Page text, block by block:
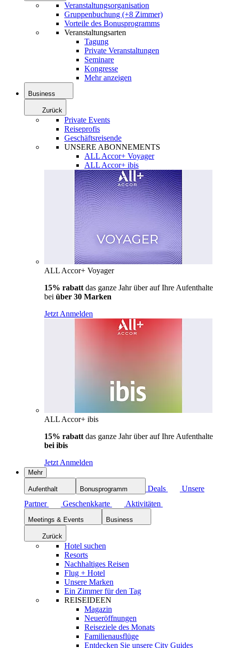
Veranstaltungsorganisation
Gruppenbuchung (+8 Zimmer)
Vorteile des Bonusprogramms
Veranstaltungsarten
Tagung
Private Veranstaltungen
Seminare
Kongresse
Mehr anzeigen
Business
Zurück
Private Events
Reiseprofis
Geschäftsreisende
UNSERE ABONNEMENTS
ALL Accor+ Voyager
ALL Accor+ ibis
ALL Accor+ Voyager
15% rabatt das ganze Jahr über auf Ihre Aufenthalte
bei über 30 Marken
Jetzt Anmelden
ALL Accor+ ibis
15% rabatt das ganze Jahr über auf Ihre Aufenthalte
bei ibis
Jetzt Anmelden
Mehr
Aufenthalt Bonusprogramm Deals
Unsere
Partner
Geschenkkarte Aktivitäten
Meetings & Events Business
Zurück
Hotel suchen
Resorts
Nachhaltiges Reisen
Flug + Hotel
Unsere Marken
Ein Zimmer für den Tag
REISEIDEEN
Magazin
Neueröffnungen
Reiseziele des Monats
Familienausflüge
Entdecken Sie unsere City Guides